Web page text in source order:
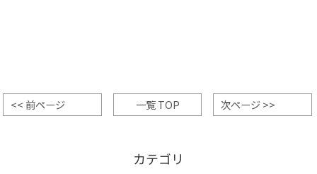
<< 前ページ 一覧 TOP 次ページ >>
カテゴリ